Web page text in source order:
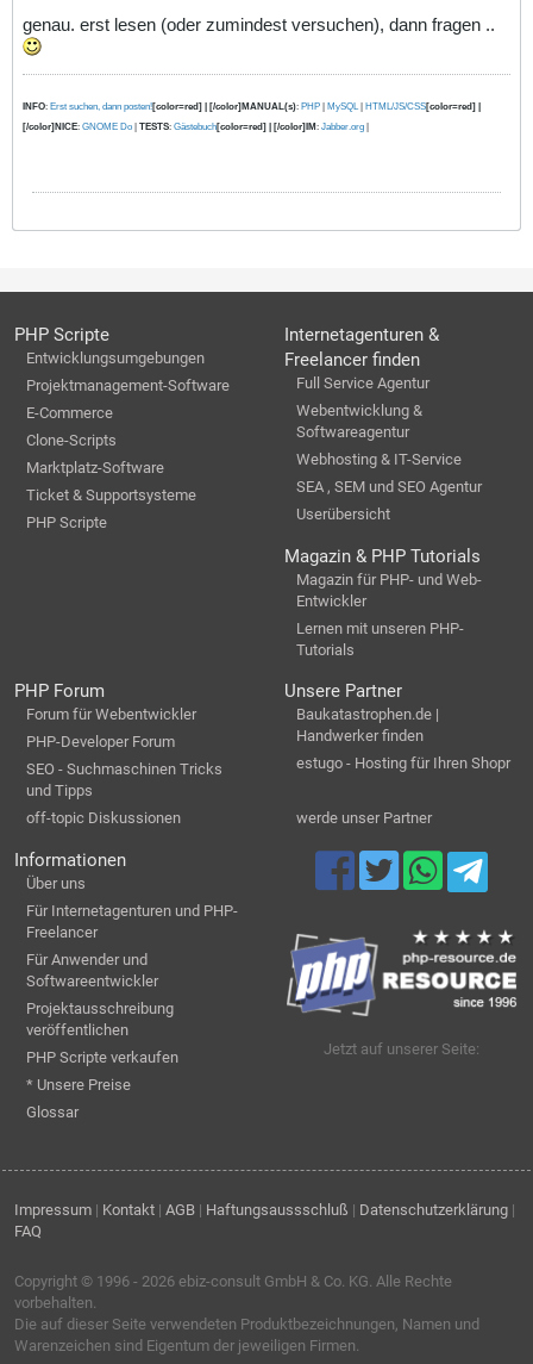
genau. erst lesen (oder zumindest versuchen), dann fragen ..
INFO: Erst suchen, dann posten![color=red] | [/color]MANUAL(s): PHP MySQL HTML/JS/CSS[color=red] |
[/color]NICE: GNOME Do TESTS: Gästebuch[color=red] | [/color]IM : Jabber.org
PHP Scripte
Entwicklungsumgebungen
Projektmanagement-Software
E-Commerce
Clone-Scripts
Marktplatz-Software
Ticket & Supportsysteme
PHP Scripte
Internetagenturen &
Freelancer finden
Full Service Agentur
Webentwicklung &
Softwareagentur
Webhosting & IT-Service
SEA , SEM und SEO Agentur
Userübersicht
Magazin & PHP Tutorials
Magazin für PHP- und Web-
Entwickler
Lernen mit unseren PHP-
Tutorials
PHP Forum
Forum für Webentwickler
PHP-Developer Forum
SEO - Suchmaschinen Tricks
und Tipps
off-topic Diskussionen
Unsere Partner
Baukatastrophen.de |
Handwerker finden
estugo - Hosting für Ihren Shopr
werde unser Partner
Informationen
Über uns
Für Internetagenturen und PHP-
Freelancer
Für Anwender und
Softwareentwickler
Projektausschreibung
veröffentlichen
PHP Scripte verkaufen
* Unsere Preise
Glossar
Jetzt auf unserer Seite:
Impressum | Kontakt | AGB | Haftungsaussschluß | Datenschutzerklärung |
FAQ
Copyright © 1996 - 2026 ebiz-consult GmbH & Co. KG. Alle Rechte
vorbehalten.
Die auf dieser Seite verwendeten Produktbezeichnungen, Namen und
Warenzeichen sind Eigentum der jeweiligen Firmen.